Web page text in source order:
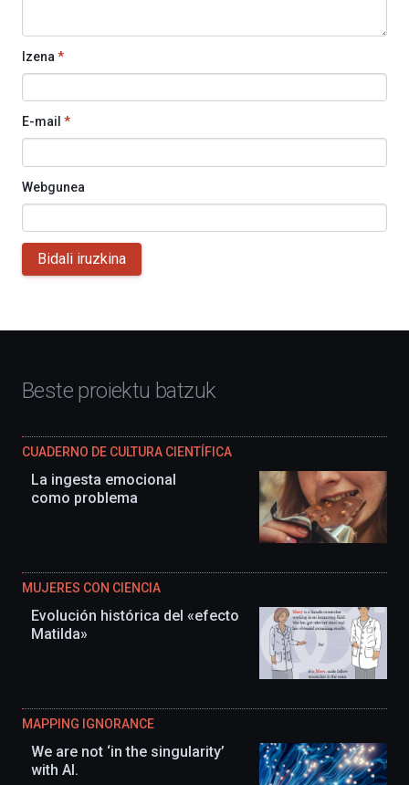
Izena *
E-mail *
Webgunea
Bidali iruzkina
Beste proiektu batzuk
CUADERNO DE CULTURA CIENTÍFICA
La ingesta emocional
como problema
MUJERES CON CIENCIA
Evolución histórica del «efecto
Matilda»
MAPPING IGNORANCE
We are not ‘in the singularity’
with AI.